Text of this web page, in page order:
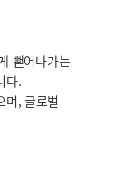
뻗어나가는
다.
며, 글로벌